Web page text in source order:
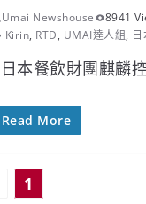
Umai Newshouse
8941
Kirin, RTD, UMAI達人組,
日本餐飲財團麒麟
Read More
1